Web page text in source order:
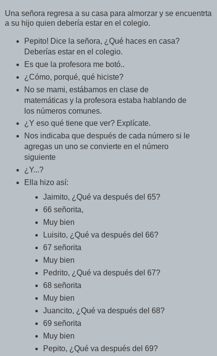
Una señora regresa a su casa para almorzar y se encuentrta
a su hijo quien debería estar en el colegio.
Pepito! Dice la señora, ¿Qué haces en casa?
Deberías estar en el colegio.
Es que la profesora me botó..
¿Cómo, porqué, qué hiciste?
No se mami, estábamos en clase de
matemáticas y la profesora estaba hablando de
los números comunes.
¿Y eso qué tiene que ver? Explícate.
Nos indicaba que después de cada número si le
agregas un uno se convierte en el número
siguiente
¿Y...?
Ella hizo así:
Jaimito, ¿Qué va después del 65?
66 señorita,
Muy bien
Luisito, ¿Qué va después del 66?
67 señorita
Muy bien
Pedrito, ¿Qué va después del 67?
68 señorita
Muy bien
Juancito, ¿Qué va después del 68?
69 señorita
Muy bien
Pepito, ¿Qué va después del 69?